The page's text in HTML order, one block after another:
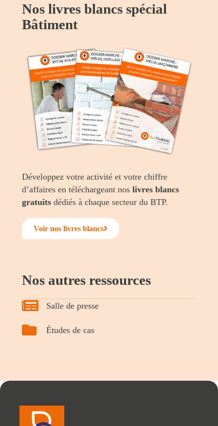
Nos livres blancs spécial
Bâtiment
Développez votre activité et votre chiffre
d’affaires en téléchargeant nos livres blancs
gratuitsdédiés à chaque secteur du BTP.
Voir nos livres blancs
Nos autres ressources
Salle de presse
Études de cas